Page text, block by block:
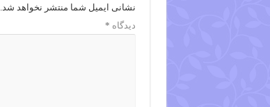
نشانی ایمیل شما منتشر نخواهد شد.
دیدگاه *